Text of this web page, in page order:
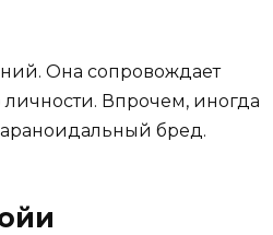
Она сопровождает
Впрочем, иногда
бред.